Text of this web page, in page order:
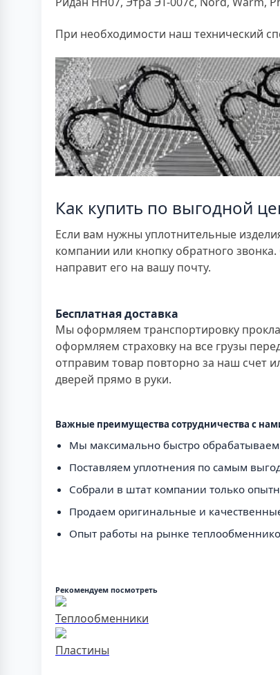
При необходимости наш технический
Как купить по выгодной
Если вам нужны уплотнительные
компании или кнопку обратного
направит его на вашу почту.
Бесплатная доставка
Мы оформляем транспортировку
оформляем страховку на все грузы
отправим товар повторно за наш счет
дверей прямо в руки.
Важные преимущества сотрудничества с
Мы максимально быстро обрабатываем
Поставляем уплотнения по самым
Собрали в штат компании только
Продаем оригинальные и
Опыт работы на рынке
Рекомендуем посмотреть
Теплообменники
Пластины